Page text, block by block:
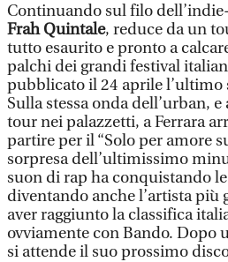
Continuando sul filo
Frah Quintale, reduce da un
tutto esaurito e pronto a
palchi dei grandi festival
pubblicato il 24 aprile l’ultimo
Sulla stessa onda dell’urban,
tour nei palazzetti, a Ferrara
partire per il “Solo per amore
sorpresa dell’ultimissimo
suon di rap ha conquistando
diventando anche l’artista più
aver raggiunto la classifica
ovviamente con Bando. Dopo
si attende il suo prossimo